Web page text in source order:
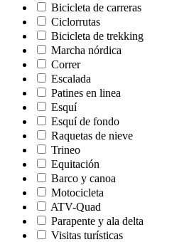
Bicicleta de carreras
Ciclorrutas
Bicicleta de trekking
Marcha nórdica
Correr
Escalada
Patines en linea
Esquí
Esquí de fondo
Raquetas de nieve
Trineo
Equitación
Barco y canoa
Motocicleta
ATV-Quad
Parapente y ala delta
Visitas turísticas